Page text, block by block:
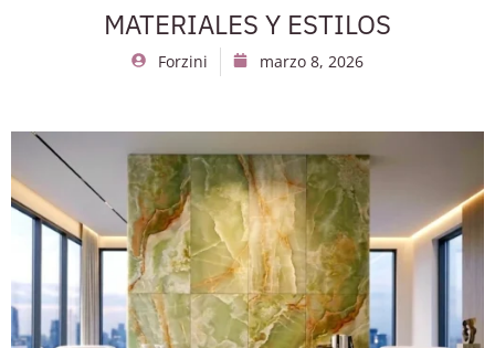
MATERIALES Y ESTILOS
Forzini marzo 8, 2026